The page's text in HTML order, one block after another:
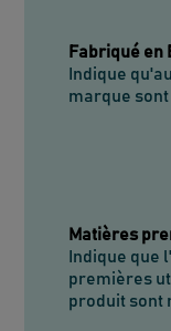
Fabriqué en
Indique
marque
Matières
Indique que
premières
produit sont